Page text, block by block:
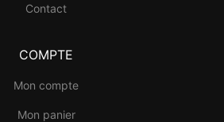
Contact
COMPTE
Mon compte
Mon panier